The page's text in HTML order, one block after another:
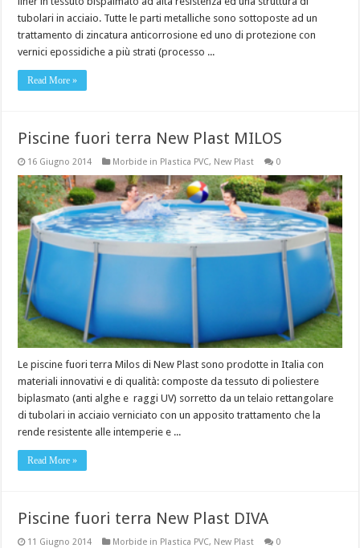
tubolari in acciaio. Tutte le parti metalliche sono sottoposte ad un
trattamento di zincatura anticorrosione ed uno di protezione con
vernici epossidiche a più strati (processo ...
Read More »
Piscine fuori terra New Plast MILOS
16 Giugno 2014 Morbide in Plastica PVC, New Plast 0
Le piscine fuori terra Milos di New Plast sono prodotte in Italia con
materiali innovativi e di qualità: composte da tessuto di poliestere
biplasmato (anti alghe e raggi UV) sorretto da un telaio rettangolare
di tubolari in acciaio verniciato con un apposito trattamento che la
rende resistente alle intemperie e ...
Read More »
Piscine fuori terra New Plast DIVA
11 Giugno 2014 Morbide in Plastica PVC, New Plast 0